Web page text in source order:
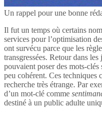
Un rappel pour une bonne
Il fut un temps où certains
services pour l’optimisation
ont survécu parce que les
transgressées. Retour dans
pouvaient poser des mots-
peu cohérent. Ces techniques
recherche très étrange. Par
d’un mot-clé comme
destiné à un public adulte